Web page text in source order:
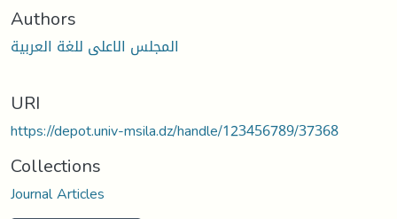
Authors
المجلس الاعلى للغة العربية
URI
https://depot.univ-msila.dz/handle/123456789/37368
Collections
Journal Articles